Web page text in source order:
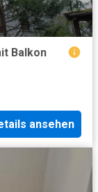
Balkon
ansehen